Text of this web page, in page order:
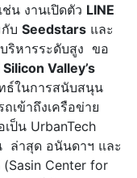
น งานเปิดตัว LINE
บ Seedstars และ
ริหารระดับสูง ขอ
Silicon Valley’s
ธ์ในการสนับสนุน
เข้าถึงเครือข่าย
ป็น UrbanTech
ล่าสุด อนันดาฯ และ
Center for